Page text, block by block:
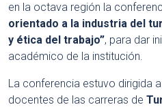
en la octava región la
orientado a la industria del
y ética del trabajo”, para dar
académico de la institución.
La conferencia estuvo dirigida
docentes de las carreras de